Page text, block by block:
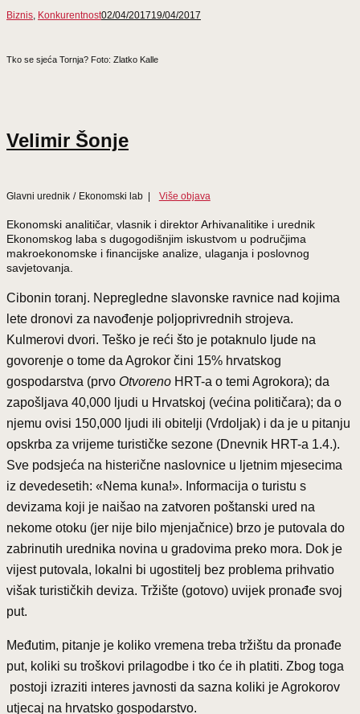
Biznis, Konkurentnost02/04/201719/04/2017
Tko se sjeća Tornja? Foto: Zlatko Kalle
Velimir Šonje
Glavni urednik / Ekonomski lab | Više objava
Ekonomski analitičar, vlasnik i direktor Arhivanalitike i urednik
Ekonomskog laba s dugogodišnjim iskustvom u područjima
makroekonomske i financijske analize, ulaganja i poslovnog
savjetovanja.
Cibonin toranj. Nepregledne slavonske ravnice nad kojima
lete dronovi za navođenje poljoprivrednih strojeva.
Kulmerovi dvori. Teško je reći što je potaknulo ljude na
govorenje o tome da Agrokor čini 15% hrvatskog
gospodarstva (prvo Otvoreno HRT-a o temi Agrokora); da
zapošljava 40,000 ljudi u Hrvatskoj (većina političara); da o
njemu ovisi 150,000 ljudi ili obitelji (Vrdoljak) i da je u pitanju
opskrba za vrijeme turističke sezone (Dnevnik HRT-a 1.4.).
Sve podsjeća na histerične naslovnice u ljetnim mjesecima
iz devedesetih: «Nema kuna!». Informacija o turistu s
devizama koji je naišao na zatvoren poštanski ured na
nekome otoku (jer nije bilo mjenjačnice) brzo je putovala do
zabrinutih urednika novina u gradovima preko mora. Dok je
vijest putovala, lokalni bi ugostitelj bez problema prihvatio
višak turističkih deviza. Tržište (gotovo) uvijek pronađe svoj
put.
Međutim, pitanje je koliko vremena treba tržištu da pronađe
put, koliki su troškovi prilagodbe i tko će ih platiti. Zbog toga
postoji izraziti interes javnosti da sazna koliki je Agrokorov
utjecaj na hrvatsko gospodarstvo.